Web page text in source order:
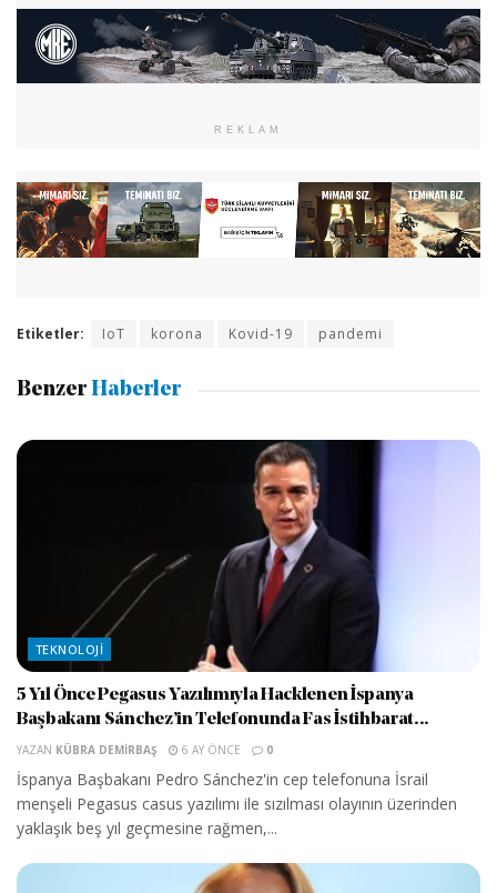
REKLAM
Etiketler: IoT korona Kovid-19 pandemi
Benzer Haberler
TEKNOLOJI
5 Yıl Önce Pegasus Yazılımıyla Hacklenen İspanya
Başbakanı Sánchez’in Telefonunda Fas İstihbarat...
YAZAN KÜBRA DEMIRBAŞ 6 AY ÖNCE 0
İspanya Başbakanı Pedro Sánchez'in cep telefonuna İsrail
menşeli Pegasus casus yazılımı ile sızılması olayının üzerinden
yaklaşık beş yıl geçmesine rağmen,...